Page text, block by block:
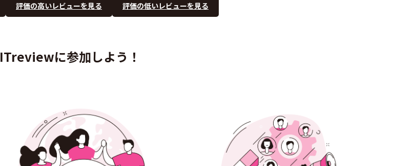
評価の高いレビューを見る 評価の低いレビューを見る
ITreviewに参加しよう！